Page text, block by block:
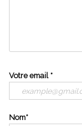
Votre email *
Nom*